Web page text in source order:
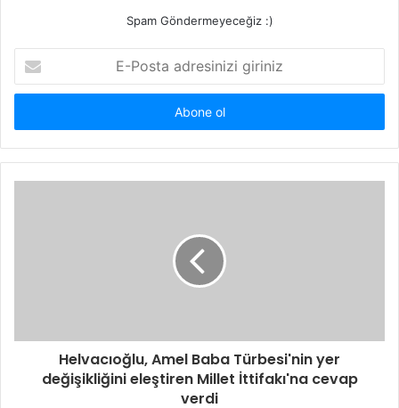
Spam Göndermeyeceğiz :)
Posta
adresinizi
Helvacıoğlu, Amel Baba Türbesi'nin yer
değişikliğini eleştiren Millet İttifakı'na cevap
verdi